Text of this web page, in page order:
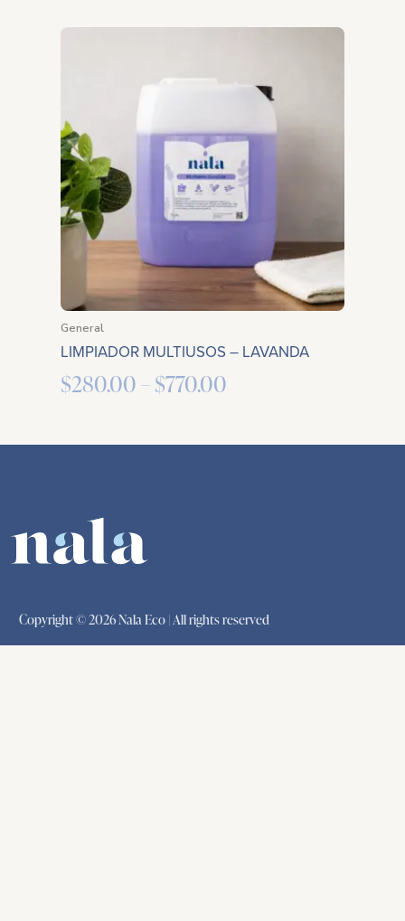
General
LIMPIADOR MULTIUSOS – LAVANDA
$280.00–$770.00
$280.00
through
$770.00
Copyright © 2026 Nala Eco | All rights reserved